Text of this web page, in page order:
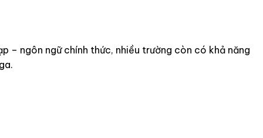
ngôn ngữ chính thức, nhiều trường còn có khả năng